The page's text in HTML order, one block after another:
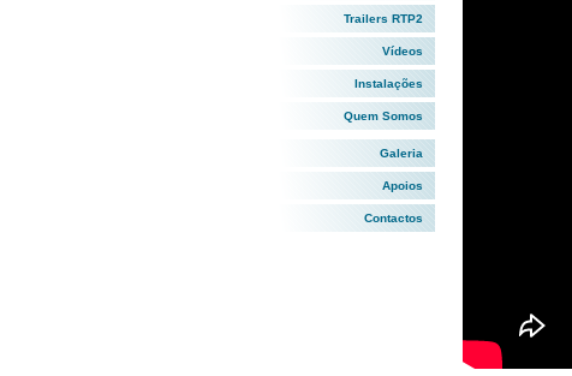
Trailers RTP2
Vídeos
Instalações
Quem Somos
Galeria
Apoios
Contactos